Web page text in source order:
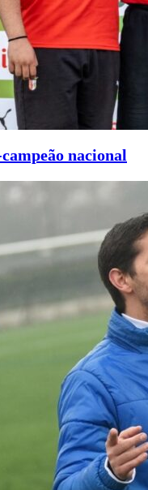
nacional